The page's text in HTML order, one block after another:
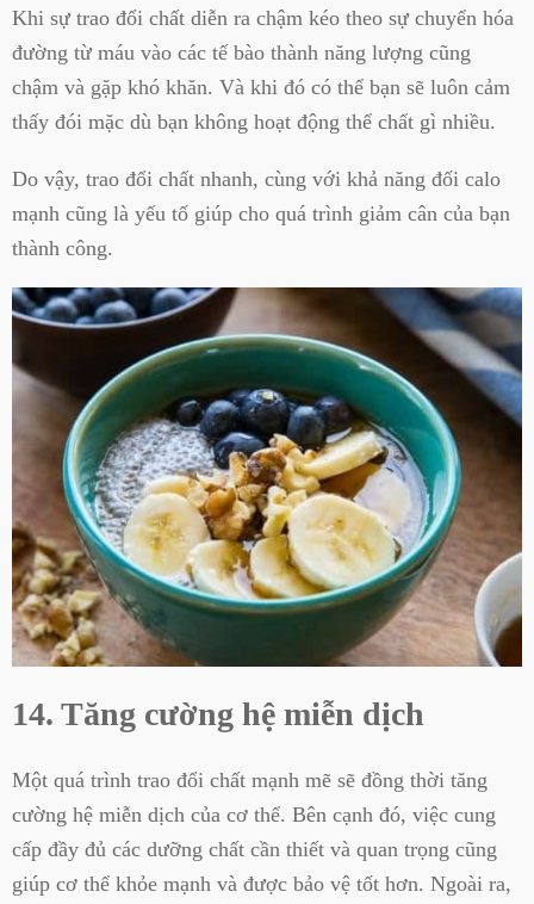
Khi sự trao đổi chất diễn ra chậm kéo theo sự chuyển hóa
đường từ máu vào các tế bào thành năng lượng cũng
chậm và gặp khó khăn. Và khi đó có thể bạn sẽ luôn cảm
thấy đói mặc dù bạn không hoạt động thể chất gì nhiều.
Do vậy, trao đổi chất nhanh, cùng với khả năng đối calo
mạnh cũng là yếu tố giúp cho quá trình giảm cân của bạn
thành công.
14. Tăng cường hệ miễn dịch
Một quá trình trao đổi chất mạnh mẽ sẽ đồng thời tăng
cường hệ miễn dịch của cơ thể. Bên cạnh đó, việc cung
cấp đầy đủ các dưỡng chất cần thiết và quan trọng cũng
giúp cơ thể khỏe mạnh và được bảo vệ tốt hơn. Ngoài ra,